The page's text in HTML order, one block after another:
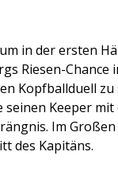
in der ersten
Riesen-Chance
Kopfballduell
seinen Keeper mit
Im
des Kapitäns.